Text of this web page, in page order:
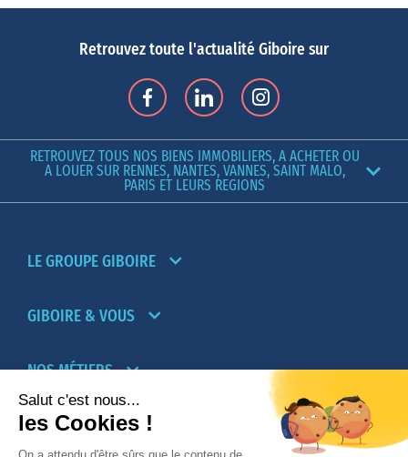
Retrouvez toute l'actualité Giboire sur
RETROUVEZ TOUS NOS BIENS IMMOBILIERS, A ACHETER OU
A LOUER SUR RENNES, NANTES, VANNES, SAINT MALO,
PARIS ET LEURS REGIONS
LE GROUPE GIBOIRE
GIBOIRE & VOUS
NOS MÉTIERS
PARTENAIRES